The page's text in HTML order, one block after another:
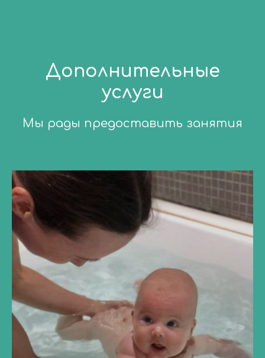
Дополнительные
услуги
Мы рады предоставить занятия